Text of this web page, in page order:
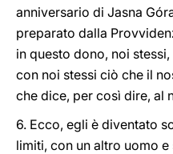
anniversario di Jasna
preparato dalla
in questo dono, noi
con noi stessi ciò che il
che dice, per così dire, al
6. Ecco, egli è diventato
limiti, con un altro uomo